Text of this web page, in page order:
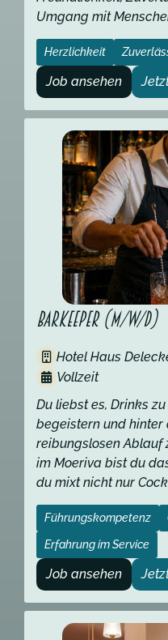
Umgang mit
Herzlichkeit
Job ansehen
Barkeeper (m/w/d)
Hotel Haus
Vollzeit
Du liebst es, Drinks
begeistern und hinter
reibungslosen Ablauf
im Moeriva bist du
du mixt nicht nur
Führungskompetenz
Erfahrung im Service
Job ansehen